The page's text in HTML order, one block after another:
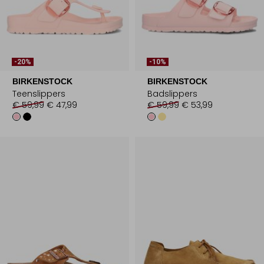
-20%
BIRKENSTOCK
Teenslippers
€ 59,99 € 47,99
-10%
BIRKENSTOCK
Badslippers
€ 59,99 € 53,99